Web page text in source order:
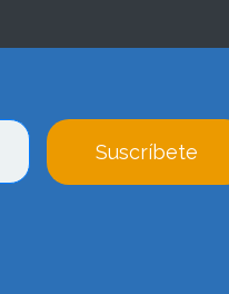
Suscríbete